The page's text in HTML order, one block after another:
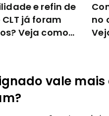
e refin de
já foram
Veja como
no
vale